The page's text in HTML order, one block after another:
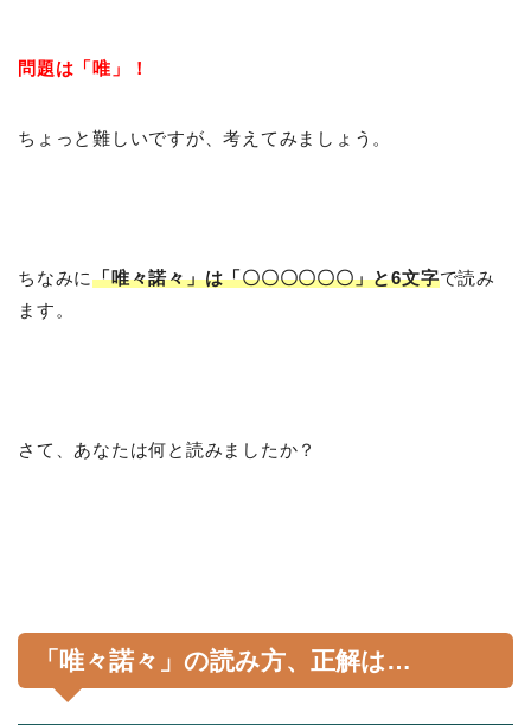
問題は「唯」！
ちょっと難しいですが、考えてみましょう。
ちなみに「唯々諾々」は「〇〇〇〇〇〇」と6文字で読み
ます。
さて、あなたは何と読みましたか？
「唯々諾々」の読み方、正解は…